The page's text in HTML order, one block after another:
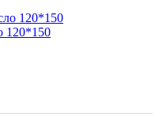
120*150